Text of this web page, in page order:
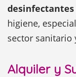
desinfectantes
higiene,
sector sanitario
Alquiler y